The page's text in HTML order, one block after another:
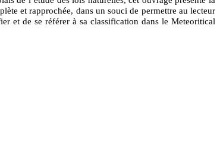
et rapprochée, dans un souci de permettre au lecteur
et de se référer à sa classification dans le Meteoritical